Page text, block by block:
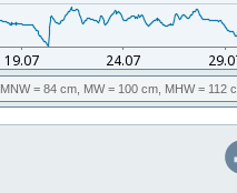
MNW= 84 cm, MW= 100 cm, MHW= 112